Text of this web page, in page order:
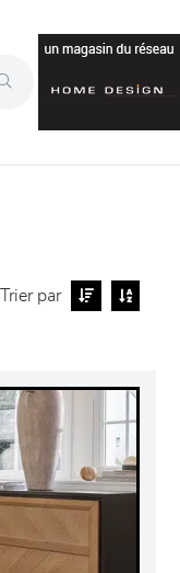
Trier par